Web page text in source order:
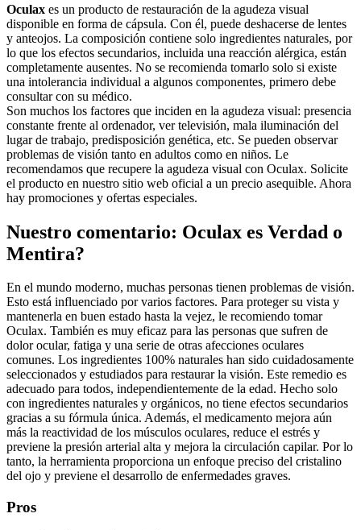
Oculax es un producto de restauración de la agudeza visual
disponible en forma de cápsula. Con él, puede deshacerse de lentes
y anteojos. La composición contiene solo ingredientes naturales, por
lo que los efectos secundarios, incluida una reacción alérgica, están
completamente ausentes. No se recomienda tomarlo solo si existe
una intolerancia individual a algunos componentes, primero debe
consultar con su médico.
Son muchos los factores que inciden en la agudeza visual: presencia
constante frente al ordenador, ver televisión, mala iluminación del
lugar de trabajo, predisposición genética, etc. Se pueden observar
problemas de visión tanto en adultos como en niños. Le
recomendamos que recupere la agudeza visual con Oculax. Solicite
el producto en nuestro sitio web oficial a un precio asequible. Ahora
hay promociones y ofertas especiales.
Nuestro comentario: Oculax es Verdad o
Mentira?
En el mundo moderno, muchas personas tienen problemas de visión.
Esto está influenciado por varios factores. Para proteger su vista y
mantenerla en buen estado hasta la vejez, le recomiendo tomar
Oculax. También es muy eficaz para las personas que sufren de
dolor ocular, fatiga y una serie de otras afecciones oculares
comunes. Los ingredientes 100% naturales han sido cuidadosamente
seleccionados y estudiados para restaurar la visión. Este remedio es
adecuado para todos, independientemente de la edad. Hecho solo
con ingredientes naturales y orgánicos, no tiene efectos secundarios
gracias a su fórmula única. Además, el medicamento mejora aún
más la reactividad de los músculos oculares, reduce el estrés y
previene la presión arterial alta y mejora la circulación capilar. Por lo
tanto, la herramienta proporciona un enfoque preciso del cristalino
del ojo y previene el desarrollo de enfermedades graves.
Pros